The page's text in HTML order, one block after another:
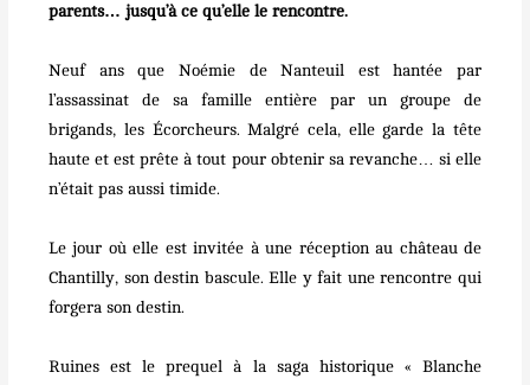
parents… jusqu’à ce qu’elle le rencontre.
Neuf ans que Noémie de Nanteuil est hantée par
l’assassinat de sa famille entière par un groupe de
brigands, les Écorcheurs. Malgré cela, elle garde la tête
haute et est prête à tout pour obtenir sa revanche… si elle
n’était pas aussi timide.
Le jour où elle est invitée à une réception au château de
Chantilly, son destin bascule. Elle y fait une rencontre qui
forgera son destin.
Ruines est le prequel à la saga historique « Blanche